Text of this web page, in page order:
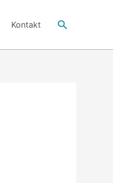
Kontakt Suche